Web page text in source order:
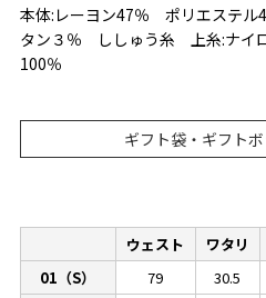
本体:レーヨン47％ ポリエステ
タン３％ ししゅう糸 上糸:ナイ
100％
ギフト袋・ギフト
ウェスト ワタリ
01（S）
79 30.5